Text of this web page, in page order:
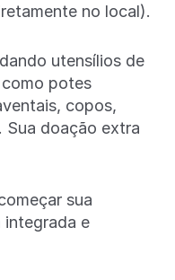
no local).
utensílios de
potes
copos,
Sua doação extra
sua
integrada e